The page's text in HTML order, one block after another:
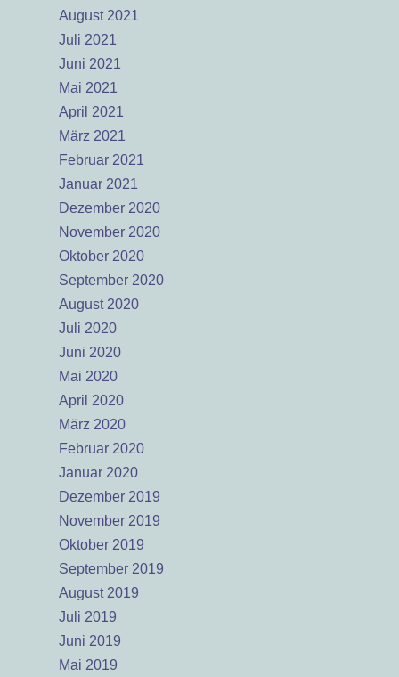
August 2021
Juli 2021
Juni 2021
Mai 2021
April 2021
März 2021
Februar 2021
Januar 2021
Dezember 2020
November 2020
Oktober 2020
September 2020
August 2020
Juli 2020
Juni 2020
Mai 2020
April 2020
März 2020
Februar 2020
Januar 2020
Dezember 2019
November 2019
Oktober 2019
September 2019
August 2019
Juli 2019
Juni 2019
Mai 2019